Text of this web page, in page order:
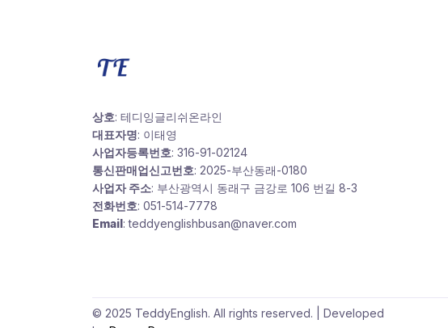
상호: 테디잉글리쉬온라인
대표자명: 이태영
사업자등록번호: 316-91-02124
통신판매업신고번호: 2025-부산동래-0180
사업자 주소: 부산광역시 동래구 금강로 106 번길 8-3
전화번호: 051-514-7778
Email: teddyenglishbusan@naver.com
© 2025 TeddyEnglish. All rights reserved. | Developed